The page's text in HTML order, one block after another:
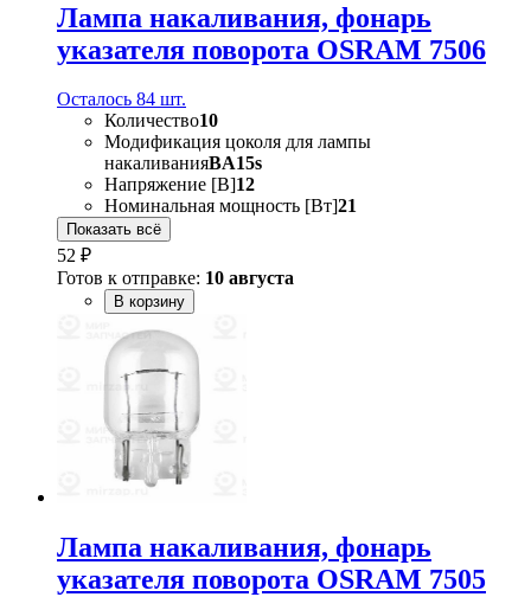
Лампа накаливания, фонарь
указателя поворота OSRAM 7506
Осталось 84 шт.
Количество10
Модификация цоколя для лампы
накаливанияBA15s
Напряжение [В]12
Номинальная мощность [Вт]21
Показать всё
52 ₽
Готов к отправке: 10 августа
В корзину
Лампа накаливания, фонарь
указателя поворота OSRAM 7505